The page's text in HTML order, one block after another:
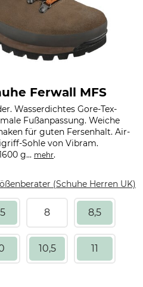
Ferwall MFS
Wasserdichtes Gore-Tex-
Fußanpassung. Weiche
für guten Fersenhalt. Air-
Sohle von Vibram.
g... mehr.
(Schuhe Herren UK)
8 8,5
10,5 11